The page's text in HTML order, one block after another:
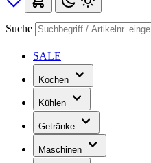
Suche
SALE
Kochen
Kühlen
Getränke
Maschinen